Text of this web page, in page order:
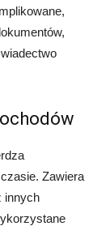
Zawiera
innych